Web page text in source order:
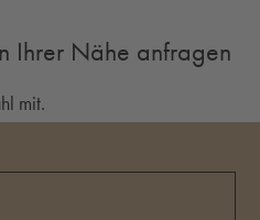
Ihrer Nähe anfragen
mit.